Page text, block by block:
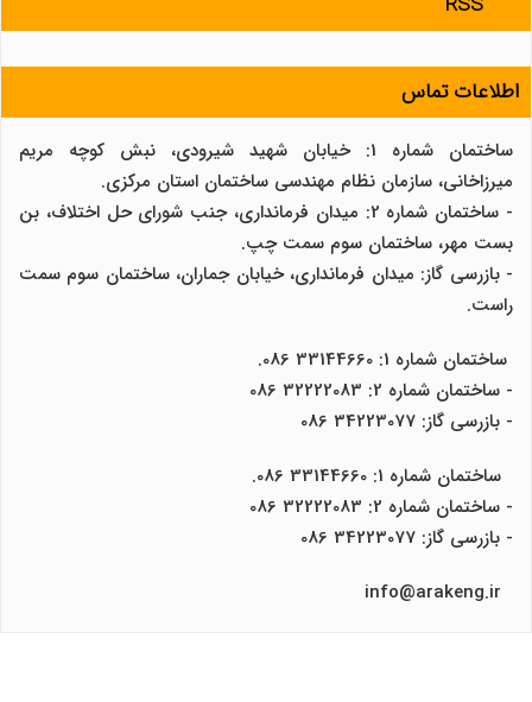
اطلاعات تماس
ساختمان شماره 1: خیابان شهید شیرودی، نبش کوچه مریم
میرزاخانی، سازمان نظام مهندسی ساختمان استان مرکزی.
- ساختمان شماره 2: میدان فرمانداری، جنب شورای حل اختلاف، بن
بست مهر، ساختمان سوم سمت چپ.
- بازرسی گاز: میدان فرمانداری، خیابان جماران، ساختمان سوم سمت
راست.
ساختمان شماره 1: 33144660 086.
- ساختمان شماره 2: 32222083 086
- بازرسی گاز: 34223077 086
ساختمان شماره 1: 33144660 086.
- ساختمان شماره 2: 32222083 086
- بازرسی گاز: 34223077 086